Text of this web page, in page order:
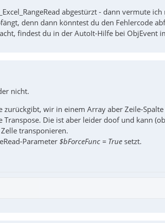
abgestürzt - dann vermute
denn dann könntest du den Fehlercode
findest du in der AutoIt-Hilfe bei ObjEvent
nicht.
zurückgibt, wir in einem Array aber Zeile-
Transpose. Die ist aber leider doof und kann
transponieren.
Parameter $bForceFunc = True setzt.